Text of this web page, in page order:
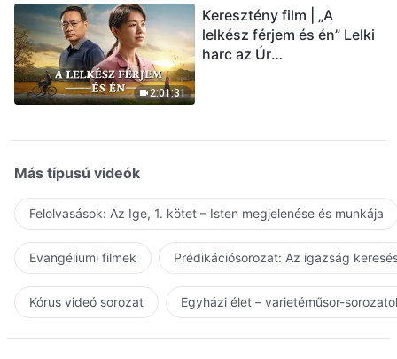
2:01:31
Keresztény film | „A
lelkész férjem és én” Lelki
harc az Úr
Más típusú videók
Felolvasások: Az Ige, 1. kötet – Isten megjelenése és munkája
Evangéliumi filmek Prédikációsorozat: Az igazság
Kórus videó sorozat Egyházi élet – varietéműsor-